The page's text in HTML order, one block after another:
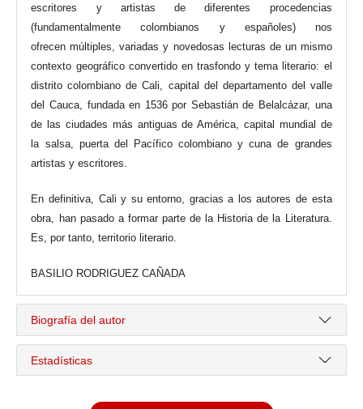
escritores y artistas de diferentes procedencias
(fundamentalmente colombianos y españoles) nos
ofrecen múltiples, variadas y novedosas lecturas de un mismo
contexto geográfico convertido en trasfondo y tema literario: el
distrito colombiano de Cali, capital del departamento del valle
del Cauca, fundada en 1536 por Sebastián de Belalcázar, una
de las ciudades más antiguas de América, capital mundial de
la salsa, puerta del Pacífico colombiano y cuna de grandes
artistas y escritores.
En definitiva, Cali y su entorno, gracias a los autores de esta
obra, han pasado a formar parte de la Historia de la Literatura.
Es, por tanto, territorio literario.
BASILIO RODRIGUEZ CAÑADA
Biografía del autor
Estadísticas